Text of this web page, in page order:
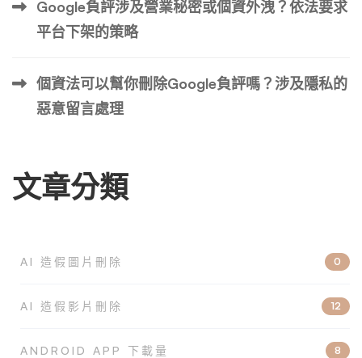
Google負評涉及營業秘密或個資外洩？依法要求
平台下架的策略
個資法可以幫你刪除Google負評嗎？涉及隱私的
惡意留言處理
文章分類
AI 造假圖片刪除 0
AI 造假影片刪除 12
ANDROID APP 下載量 8